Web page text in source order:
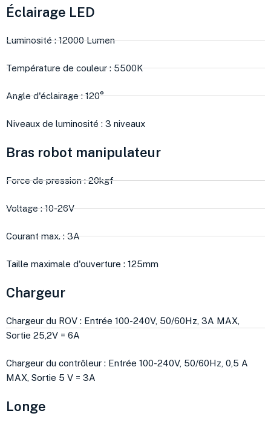
Éclairage LED
Luminosité : 12000 Lumen
Température de couleur : 5500K
Angle d'éclairage : 120°
Niveaux de luminosité : 3 niveaux
Bras robot manipulateur
Force de pression : 20kgf
Voltage : 10-26V
Courant max. : 3A
Taille maximale d'ouverture : 125mm
Chargeur
Chargeur du ROV : Entrée 100-240V, 50/60Hz, 3A MAX,
Sortie 25,2V = 6A
Chargeur du contrôleur : Entrée 100-240V, 50/60Hz, 0,5 A
MAX, Sortie 5 V = 3A
Longe